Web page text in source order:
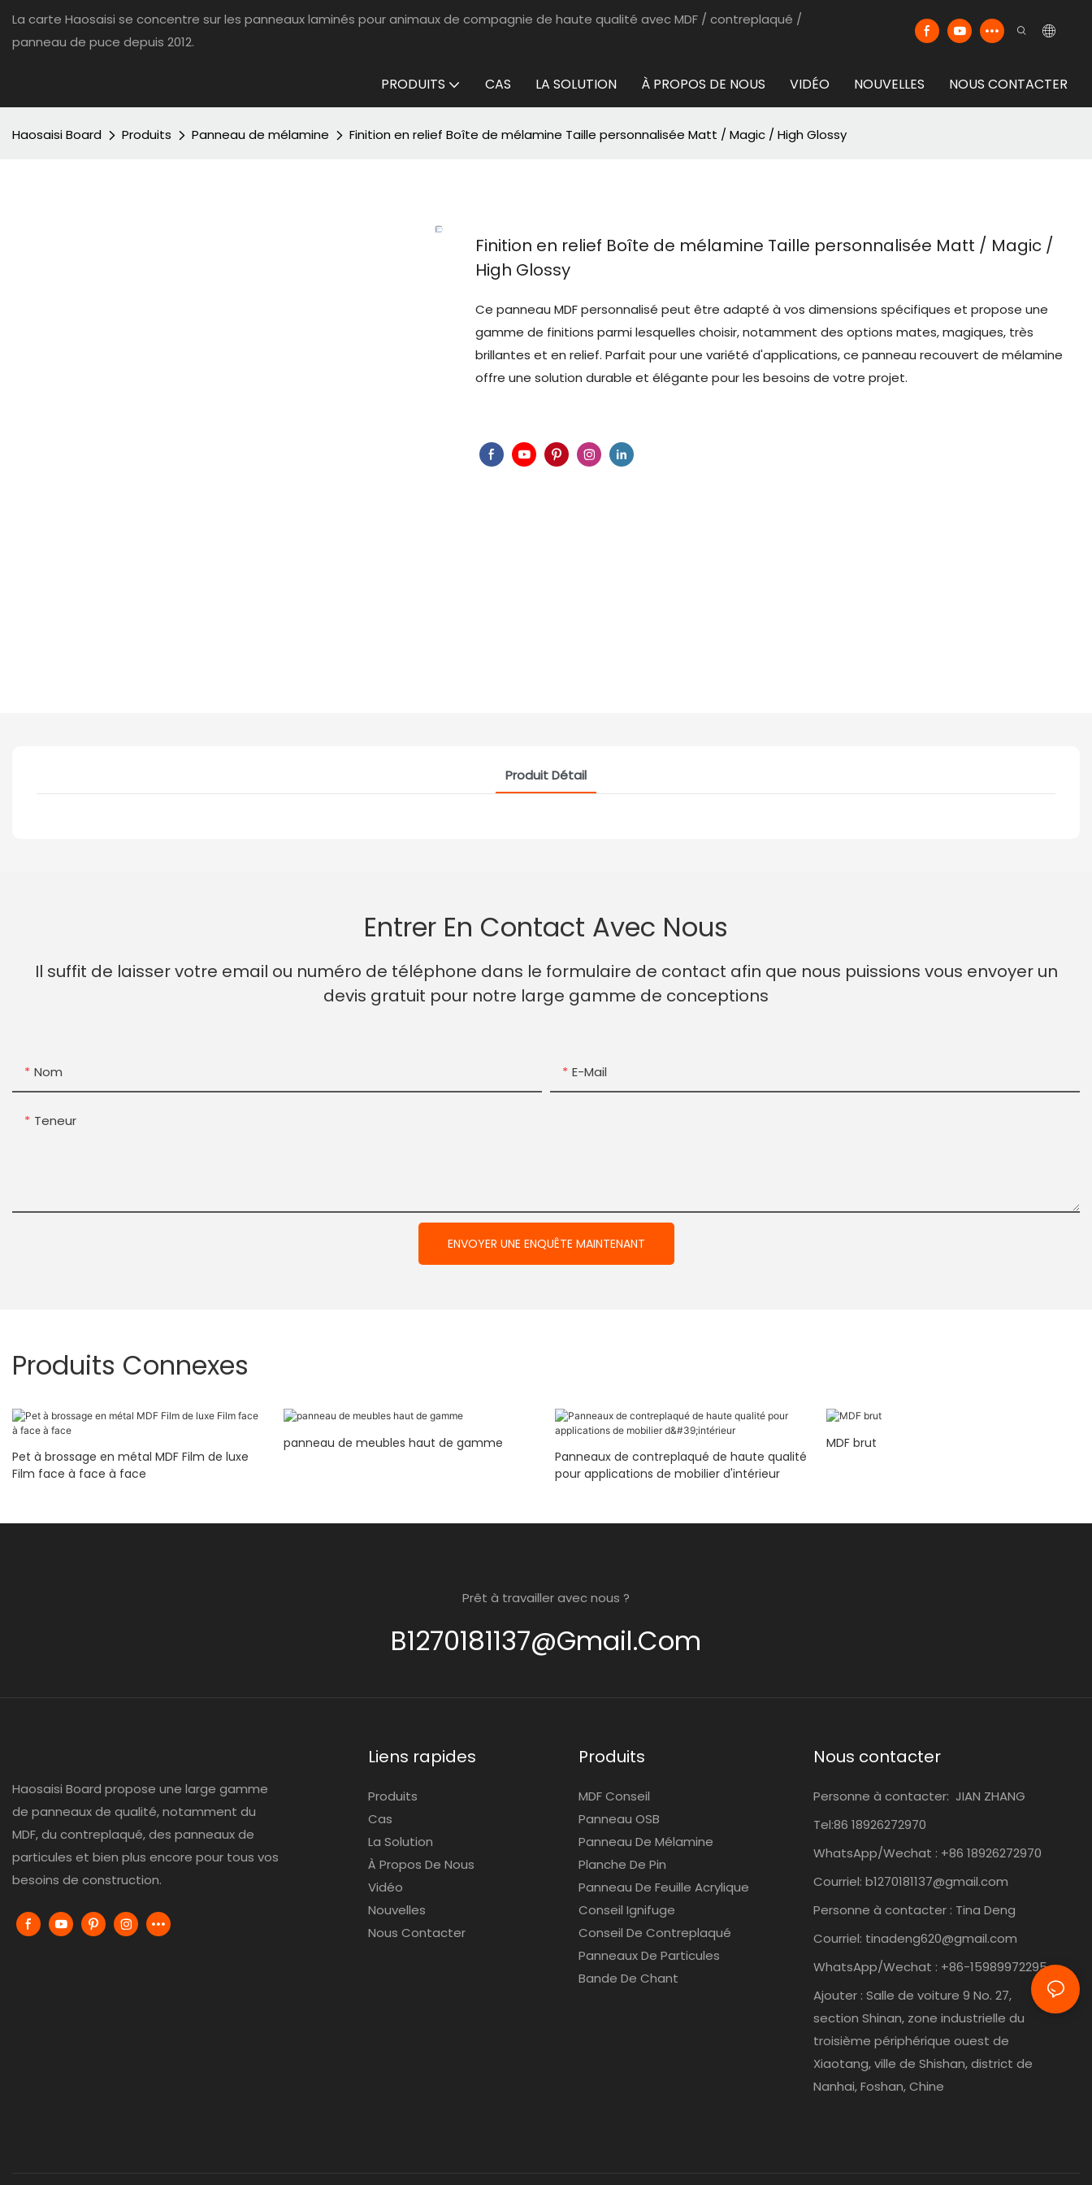
La carte Haosaisi se concentre sur les panneaux laminés pour animaux de compagnie de haute qualité avec MDF / contreplaqué /
panneau de puce depuis 2012.
PRODUITS CAS LA SOLUTION À PROPOS DE NOUS VIDÉO NOUVELLES NOUS CONTACTER
Haosaisi Board Produits Panneau de mélamine Finition en relief Boîte de mélamine Taille personnalisée Matt / Magic / High Glossy
Finition en relief Boîte de mélamine Taille personnalisée Matt / Magic /
High Glossy
Ce panneau MDF personnalisé peut être adapté à vos dimensions spécifiques et propose une
gamme de finitions parmi lesquelles choisir, notamment des options mates, magiques, très
brillantes et en relief. Parfait pour une variété d'applications, ce panneau recouvert de mélamine
offre une solution durable et élégante pour les besoins de votre projet.
Produit Détail
Entrer En Contact Avec Nous
Il suffit de laisser votre email ou numéro de téléphone dans le formulaire de contact afin que nous puissions vous envoyer un
devis gratuit pour notre large gamme de conceptions
Nom E-Mail
Teneur
ENVOYER UNE ENQUÊTE MAINTENANT
Produits Connexes
Pet à brossage en métal MDF Film de luxe
Film face à face à face
panneau de meubles haut de gamme
Panneaux de contreplaqué de haute qualité
pour applications de mobilier d'intérieur
MDF brut
Prêt à travailler avec nous ?
B1270181137@gmail.com
Haosaisi Board propose une large gamme
de panneaux de qualité, notamment du
MDF, du contreplaqué, des panneaux de
particules et bien plus encore pour tous vos
besoins de construction.
Liens rapides
Produits
Cas
La Solution
À Propos De Nous
Vidéo
Nouvelles
Nous Contacter
Produits
MDF Conseil
Panneau OSB
Panneau De Mélamine
Planche De Pin
Panneau De Feuille Acrylique
Conseil Ignifuge
Conseil De Contreplaqué
Panneaux De Particules
Bande De Chant
Nous contacter
Personne à contacter: JIAN ZHANG
Tel:86 18926272970
WhatsApp/Wechat : +86 18926272970
Courriel: b1270181137@gmail.com
Personne à contacter : Tina Deng
Courriel: tinadeng620@gmail.com
WhatsApp/Wechat : +86-15989972295
Ajouter : Salle de voiture 9 No. 27,
section Shinan, zone industrielle du
troisième périphérique ouest de
Xiaotang, ville de Shishan, district de
Nanhai, Foshan, Chine